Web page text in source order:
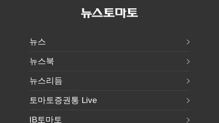
뉴스
뉴스북
뉴스리듬
토마토증권통 Live
IB토마토